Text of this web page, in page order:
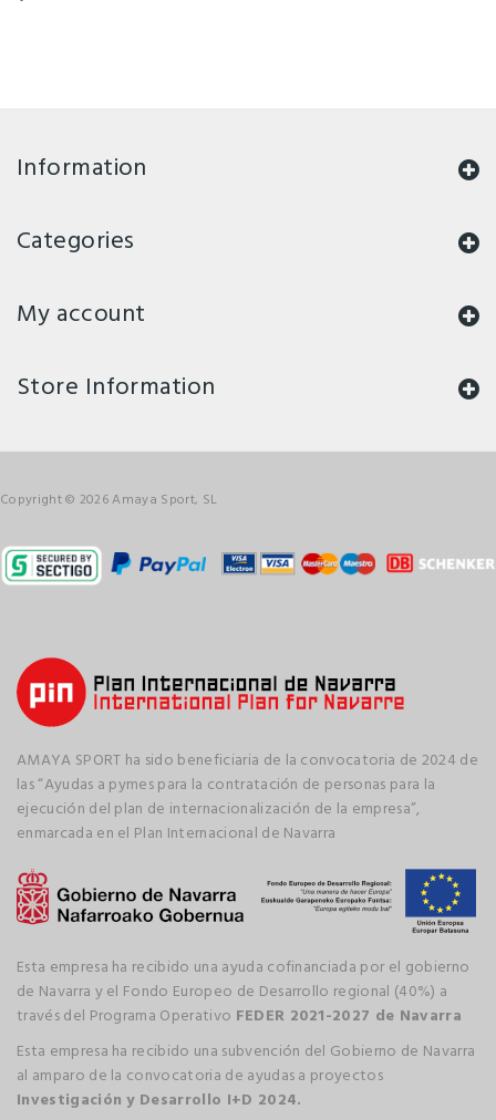
Information
Categories
My account
Store Information
Copyright © 2026 Amaya Sport, SL
AMAYA SPORT ha sido beneficiaria de la convocatoria de 2024 de
las “Ayudas a pymes para la contratación de personas para la
ejecución del plan de internacionalización de la empresa”,
enmarcada en el Plan Internacional de Navarra
Esta empresa ha recibido una ayuda cofinanciada por el gobierno
de Navarra y el Fondo Europeo de Desarrollo regional (40%) a
través del Programa Operativo FEDER 2021-2027 de Navarra
Esta empresa ha recibido una subvención del Gobierno de Navarra
al amparo de la convocatoria de ayudas a proyectos
Investigación y Desarrollo I+D 2024.